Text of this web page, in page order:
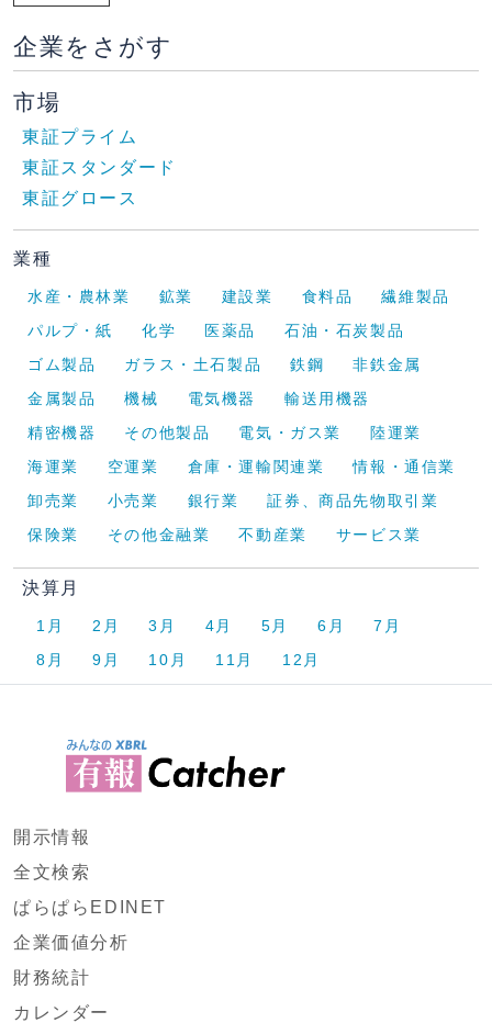
企業をさがす
市場
東証プライム
東証スタンダード
東証グロース
業種
水産・農林業 鉱業 建設業 食料品
繊維製品
パルプ・紙
化学 医薬品
石油・石炭製品
ゴム製品
ガラス・土石製品 鉄鋼
非鉄金属
金属製品
機械 電気機器
輸送用機器
精密機器
その他製品 電気・ガス業
陸運業
海運業
空運業 倉庫・運輸関連業
情報・通信業
卸売業
小売業 銀行業
証券、商品先物取引業
保険業
その他金融業 不動産業 サービス業
決算月
1月 2月 3月 4月 5月 6月
7月
8月
9月 10月 11月 12月
開示情報
全文検索
ぱらぱらEDINET
企業価値分析
財務統計
カレンダー